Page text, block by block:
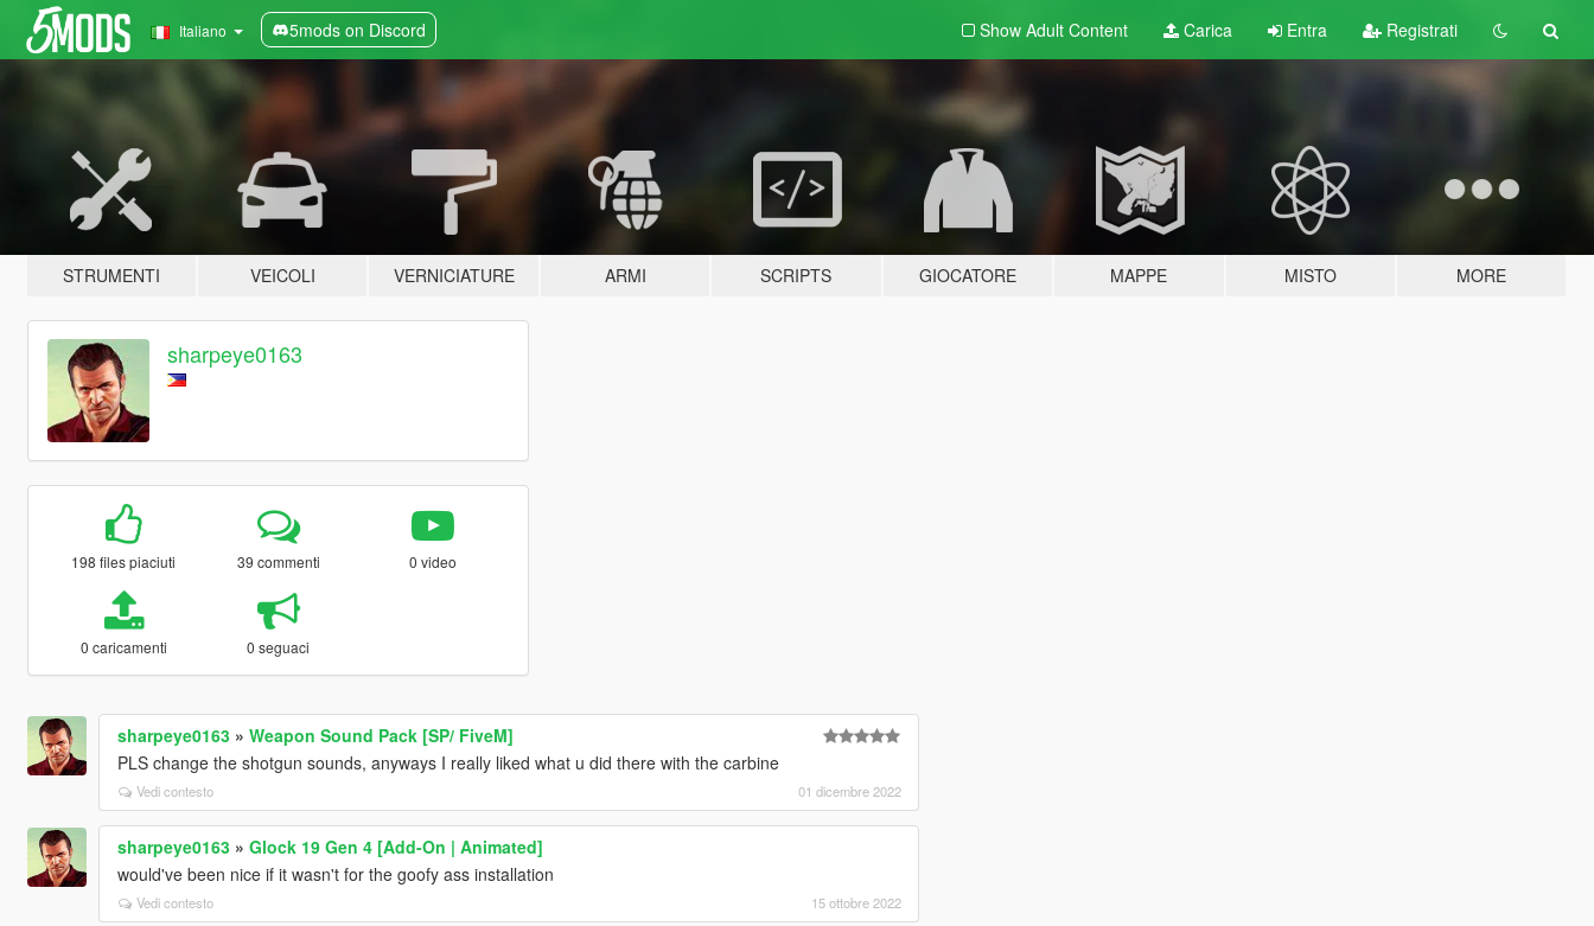
Italiano 5mods on Discord Show Adult Content Carica Entra Registrati
STRUMENTI VEICOLI VERNICIATURE ARMI SCRIPTS GIOCATORE MAPPE MISTO MORE
sharpeye0163
198 files piaciuti 39 commenti 0 video
0 caricamenti 0 seguaci
sharpeye0163» Weapon Sound Pack [SP/ FiveM]
PLS change the shotgun sounds, anyways I really liked what u did there with the carbine
Vedi contesto 01 dicembre 2022
sharpeye0163» Glock 19 Gen 4 [Add-On | Animated]
would've been nice if it wasn't for the goofy ass installation
Vedi contesto 15 ottobre 2022